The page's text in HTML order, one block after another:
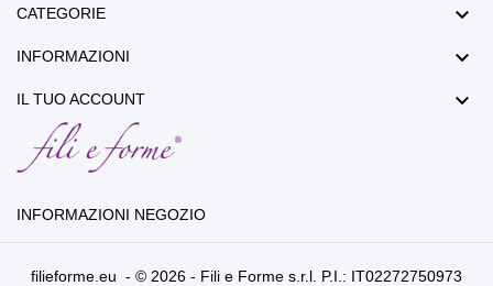
CATEGORIE 
INFORMAZIONI 
IL TUO ACCOUNT 
INFORMAZIONI NEGOZIO
filieforme.eu - © 2026 - Fili e Forme s.r.l. P.I.: IT02272750973